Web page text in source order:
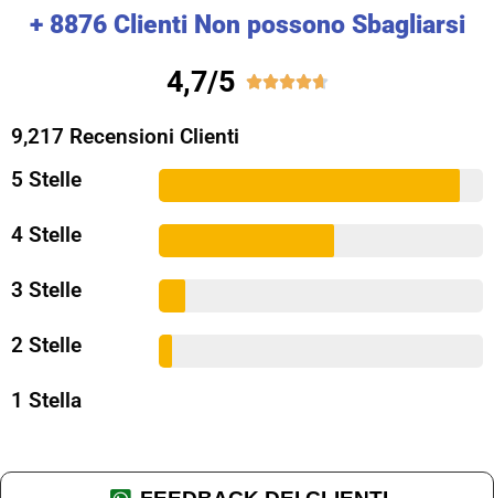
+ 8876 Clienti Non possono Sbagliarsi
4,7/5 
9,217 Recensioni Clienti
5 Stelle
4 Stelle
3 Stelle
2 Stelle
1 Stella